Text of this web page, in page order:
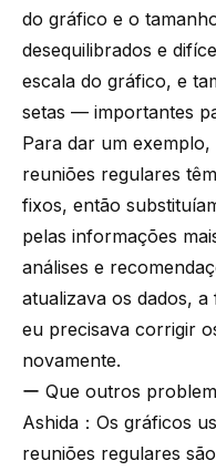
do gráfico e o
desequilibrados e
escala do gráfico, e
setas — importantes
Para dar um
reuniões regulares
fixos, então
pelas informações
análises e
atualizava os dados,
eu precisava corrigir
novamente.
ー Que outros
Ashida：Os gráficos
reuniões regulares